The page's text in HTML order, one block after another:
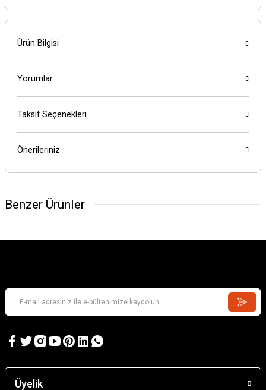
Ürün Bilgisi
Yorumlar
Taksit Seçenekleri
Önerileriniz
Benzer Ürünler
Üyelik